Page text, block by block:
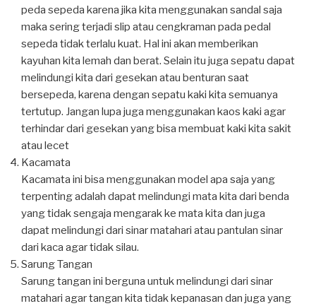
peda sepeda karena jika kita menggunakan sandal saja
maka sering terjadi slip atau cengkraman pada pedal
sepeda tidak terlalu kuat. Hal ini akan memberikan
kayuhan kita lemah dan berat. Selain itu juga sepatu dapat
melindungi kita dari gesekan atau benturan saat
bersepeda, karena dengan sepatu kaki kita semuanya
tertutup. Jangan lupa juga menggunakan kaos kaki agar
terhindar dari gesekan yang bisa membuat kaki kita sakit
atau lecet
Kacamata
Kacamata ini bisa menggunakan model apa saja yang
terpenting adalah dapat melindungi mata kita dari benda
yang tidak sengaja mengarak ke mata kita dan juga
dapat melindungi dari sinar matahari atau pantulan sinar
dari kaca agar tidak silau.
Sarung Tangan
Sarung tangan ini berguna untuk melindungi dari sinar
matahari agar tangan kita tidak kepanasan dan juga yang